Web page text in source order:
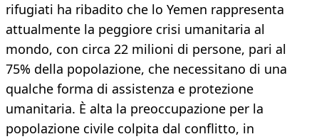
rifugiati ha ribadito che lo Yemen rappresenta
attualmente la peggiore crisi umanitaria al
mondo, con circa 22 milioni di persone, pari al
75% della popolazione, che necessitano di una
qualche forma di assistenza e protezione
umanitaria. È alta la preoccupazione per la
popolazione civile colpita dal conflitto, in